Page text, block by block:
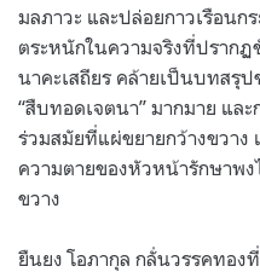
มลภาวะ และปล่อยกาวเรือนก
ตระหนักในความจริงที่ปราก
นาคะเสถียร คล้ายเป็นบทสรุ
“สืบทอดเจตนา” มากมาย แล
ร่วมสมัยที่แผ่ขยายกว้างขวาง
ความตายของหัวหน้ารักษาพ
ขวาง
ยืนยง โอภากุล กลั่นวรรคทอง